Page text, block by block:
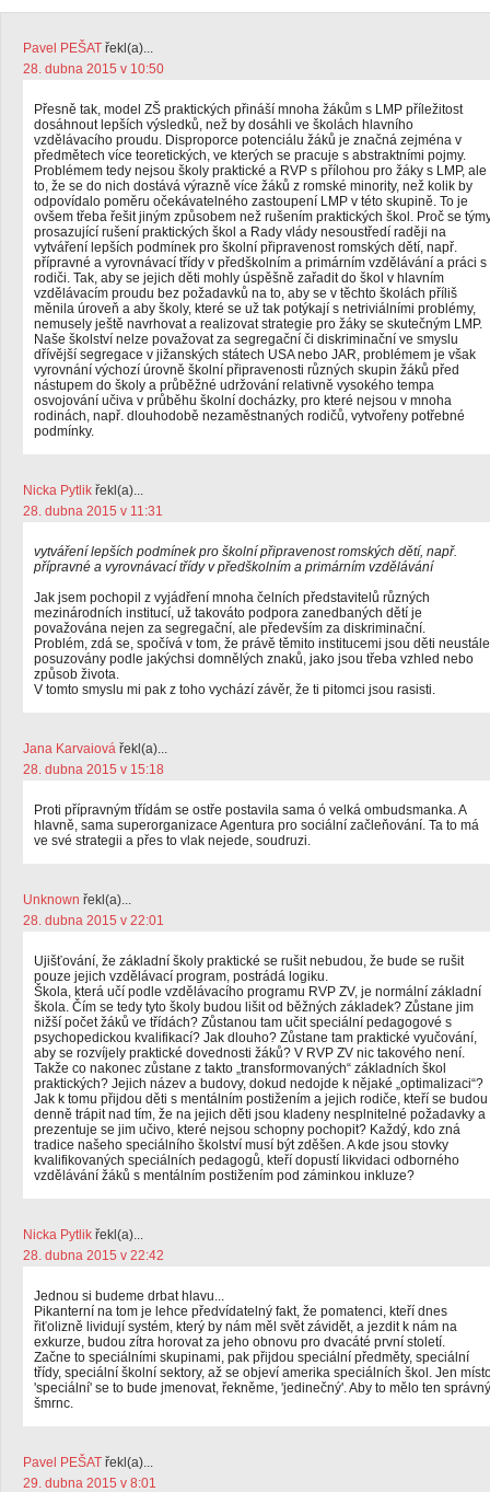
Pavel PEŠAT řekl(a)...
28. dubna 2015 v 10:50
Přesně tak, model ZŠ praktických přináší mnoha žákům s LMP příležitost
dosáhnout lepších výsledků, než by dosáhli ve školách hlavního
vzdělávacího proudu. Disproporce potenciálu žáků je značná zejména v
předmětech více teoretických, ve kterých se pracuje s abstraktními pojmy.
Problémem tedy nejsou školy praktické a RVP s přílohou pro žáky s LMP, ale
to, že se do nich dostává výrazně více žáků z romské minority, než kolik by
odpovídalo poměru očekávatelného zastoupení LMP v této skupině. To je
ovšem třeba řešit jiným způsobem než rušením praktických škol. Proč se
prosazující rušení praktických škol a Rady vlády nesoustředí raději na
vytváření lepších podmínek pro školní připravenost romských dětí, např.
přípravné a vyrovnávací třídy v předškolním a primárním vzdělávání a práci s
rodiči. Tak, aby se jejich děti mohly úspěšně zařadit do škol v hlavním
vzdělávacím proudu bez požadavků na to, aby se v těchto školách příliš
měnila úroveň a aby školy, které se už tak potýkají s netriviálními problémy,
nemusely ještě navrhovat a realizovat strategie pro žáky se skutečným LMP.
Naše školství nelze považovat za segregační či diskriminační ve smyslu
dřívější segregace v jižanských státech USA nebo JAR, problémem je však
vyrovnání výchozí úrovně školní připravenosti různých skupin žáků před
nástupem do školy a průběžné udržování relativně vysokého tempa
osvojování učiva v průběhu školní docházky, pro které nejsou v mnoha
rodinách, např. dlouhodobě nezaměstnaných rodičů, vytvořeny potřebné
podmínky.
Nicka Pytlik řekl(a)...
28. dubna 2015 v 11:31
vytváření lepších podmínek pro školní připravenost romských dětí, např.
přípravné a vyrovnávací třídy v předškolním a primárním vzdělávání
Jak jsem pochopil z vyjádření mnoha čelních představitelů různých
mezinárodních institucí, už takováto podpora zanedbaných dětí je
považována nejen za segregační, ale především za diskriminační.
Problém, zdá se, spočívá v tom, že právě těmito institucemi jsou děti neustále
posuzovány podle jakýchsi domnělých znaků, jako jsou třeba vzhled nebo
způsob života.
V tomto smyslu mi pak z toho vychází závěr, že ti pitomci jsou rasisti.
Jana Karvaiová řekl(a)...
28. dubna 2015 v 15:18
Proti přípravným třídám se ostře postavila sama ó velká ombudsmanka. A
hlavně, sama superorganizace Agentura pro sociální začleňování. Ta to má
ve své strategii a přes to vlak nejede, soudruzi.
Unknown řekl(a)...
28. dubna 2015 v 22:01
Ujišťování, že základní školy praktické se rušit nebudou, že bude se rušit
pouze jejich vzdělávací program, postrádá logiku.
Škola, která učí podle vzdělávacího programu RVP ZV, je normální základní
škola. Čím se tedy tyto školy budou lišit od běžných základek? Zůstane jim
nižší počet žáků ve třídách? Zůstanou tam učit speciální pedagogové s
psychopedickou kvalifikací? Jak dlouho? Zůstane tam praktické vyučování,
aby se rozvíjely praktické dovednosti žáků? V RVP ZV nic takového není.
Takže co nakonec zůstane z takto „transformovaných“ základních škol
praktických? Jejich název a budovy, dokud nedojde k nějaké „optimalizaci“?
Jak k tomu přijdou děti s mentálním postižením a jejich rodiče, kteří se budou
denně trápit nad tím, že na jejich děti jsou kladeny nesplnitelné požadavky a
prezentuje se jim učivo, které nejsou schopny pochopit? Každý, kdo zná
tradice našeho speciálního školství musí být zděšen. A kde jsou stovky
kvalifikovaných speciálních pedagogů, kteří dopustí likvidaci odborného
vzdělávání žáků s mentálním postižením pod záminkou inkluze?
Nicka Pytlik řekl(a)...
28. dubna 2015 v 22:42
Jednou si budeme drbat hlavu...
Pikanterní na tom je lehce předvídatelný fakt, že pomatenci, kteří dnes
řiťolizně lividují systém, který by nám měl svět závidět, a jezdit k nám na
exkurze, budou zítra horovat za jeho obnovu pro dvacáté první století.
Začne to speciálními skupinami, pak přijdou speciální předměty, speciální
třídy, speciální školní sektory, až se objeví amerika speciálních škol. Jen
'speciální' se to bude jmenovat, řekněme, 'jedinečný'. Aby to mělo ten správný
šmrnc.
Pavel PEŠAT řekl(a)...
29. dubna 2015 v 8:01